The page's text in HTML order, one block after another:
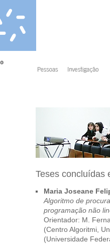
Teses concluídas
Maria Joseane
Algoritmo de
programação não
Orientador: M.
(Centro Algoritmi,
(Universidade